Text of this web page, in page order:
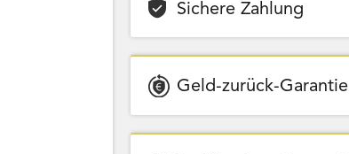
Sichere Zahlung
Geld-zurück-Garantie